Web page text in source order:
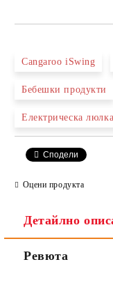
Cangaroo iSwing
Бебешки продукти
Електрическа люлка
Сподели
Оцени продукта
Детайлно
Ревюта